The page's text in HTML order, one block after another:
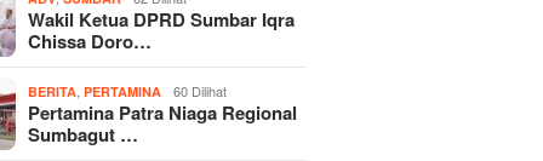
Wakil Ketua DPRD Sumbar Iqra
Chissa Doro…
BERITA ,PERTAMINA 60 Dilihat
Pertamina Patra Niaga Regional
Sumbagut …